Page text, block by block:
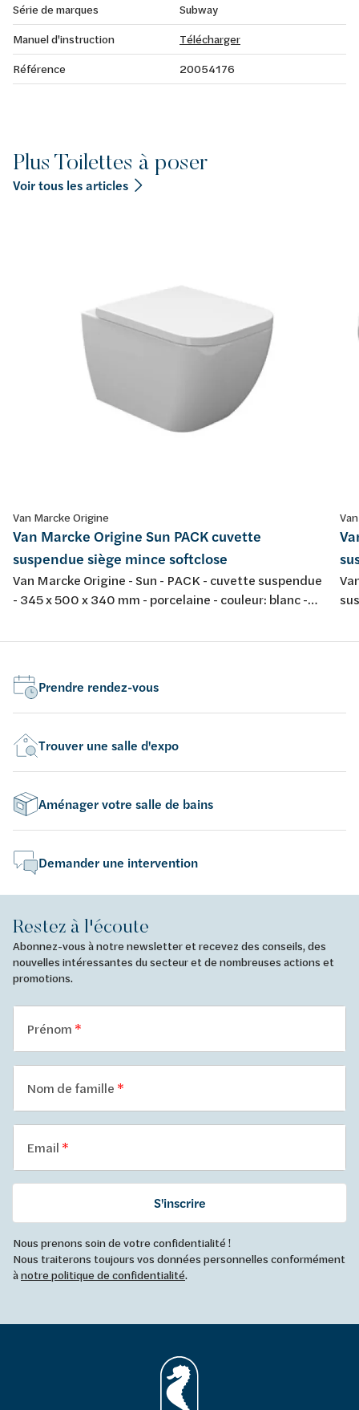
Série de marques
Subway
Manuel d'instruction
Télécharger
Référence
20054176
Plus Toilettes à poser
Voir tous les articles
Van Marcke Origine
Van Marcke Origine Sun PACK cuvette
suspendue siège mince softclose
Van Marcke Origine - Sun - PACK - cuvette suspendue
- 345 x 500 x 340 mm - porcelaine - couleur: blanc -
Prendre rendez-vous
Trouver une salle d'expo
Aménager votre salle de bains
Demander une intervention
Restez à l'écoute
Abonnez-vous à notre newsletter et recevez des conseils, des
nouvelles intéressantes du secteur et de nombreuses actions et
promotions.
Prénom
Nom de famille
Email
S'inscrire
Nous prenons soin de votre confidentialité !
Nous traiterons toujours vos données personnelles conformément
ànotre politique de confidentialité.